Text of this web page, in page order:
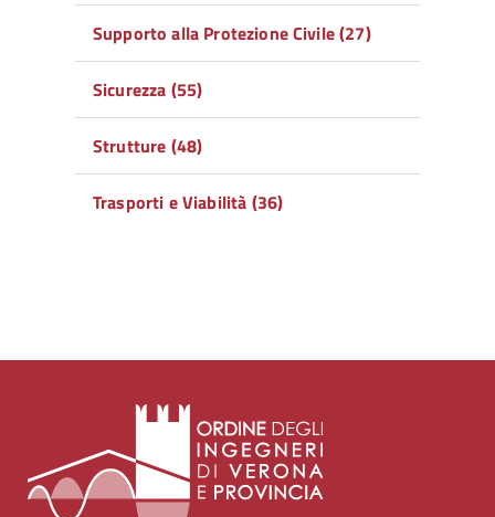
Supporto alla Protezione Civile (27)
Sicurezza (55)
Strutture (48)
Trasporti e Viabilità (36)